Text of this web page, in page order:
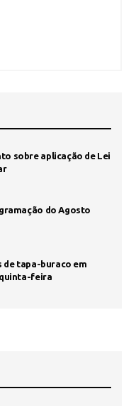
sobre aplicação de Lei
do Agosto
de tapa-buraco em
feira